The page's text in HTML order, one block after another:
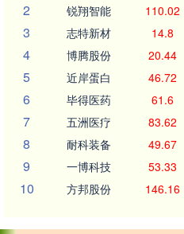
2 锐翔智能 110.02
3 志特新材 14.8
4 博腾股份 20.44
5 近岸蛋白 46.72
6 毕得医药 61.6
7 五洲医疗 83.62
8 耐科装备 49.67
9 一博科技 53.33
10 方邦股份 146.16